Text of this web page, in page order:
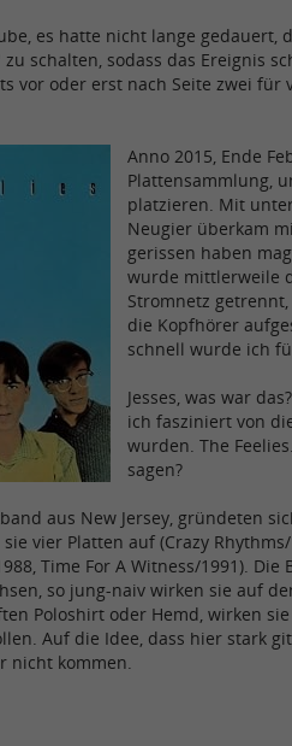
es hatte nicht lange
schalten, sodass das Ereignis
vor oder erst nach Seite zwei für
Anno 2015, Ende
Plattensammlung,
platzieren. Mit
Neugier überkam
gerissen haben
wurde mittlerweile
Stromnetz
die Kopfhörer
schnell wurde ich
Jesses, was war
ich fasziniert von
wurden. The
sagen?
aus New Jersey, gründeten
vier Platten auf (Crazy
Time For A Witness/1991).
so jung-naiv wirken sie auf
Poloshirt oder Hemd, wirken
Auf die Idee, dass hier stark
nicht kommen.